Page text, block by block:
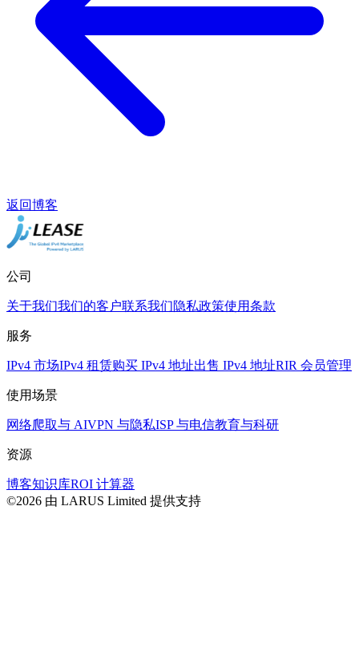
返回博客
公司
关于我们我们的客户联系我们隐私政策使用条款
服务
IPv4 市场IPv4 租赁购买 IPv4 地址出售 IPv4 地址RIR 会员管理
使用场景
网络爬取与 AIVPN 与隐私ISP 与电信教育与科研
资源
博客知识库ROI 计算器
©2026 由 LARUS Limited 提供支持